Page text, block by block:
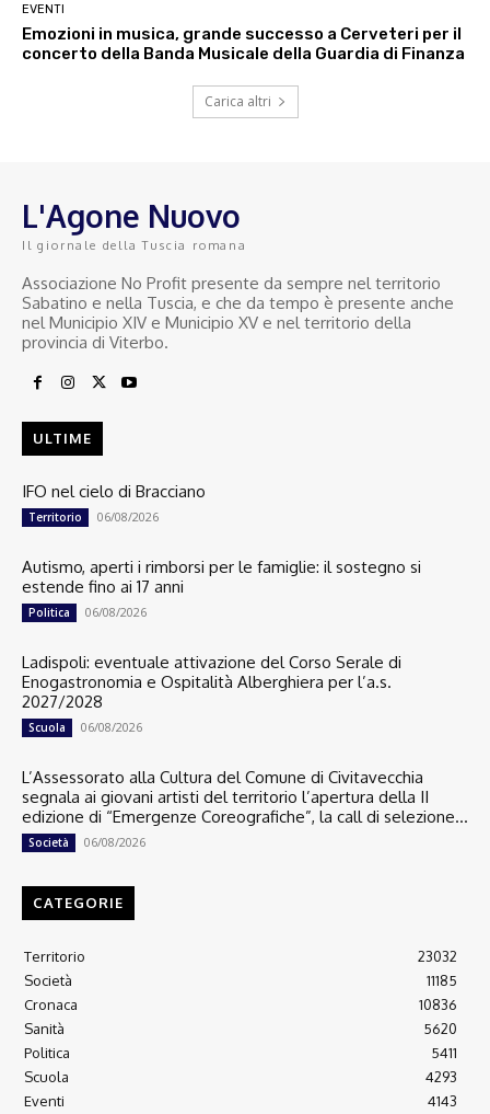
EVENTI
Emozioni in musica, grande successo a Cerveteri per il
concerto della Banda Musicale della Guardia di Finanza
Carica altri
L'Agone Nuovo
Il giornale della Tuscia romana
Associazione No Profit presente da sempre nel territorio
Sabatino e nella Tuscia, e che da tempo è presente anche
nel Municipio XIV e Municipio XV e nel territorio della
provincia di Viterbo.
ULTIME
IFO nel cielo di Bracciano
Territorio 06/08/2026
Autismo, aperti i rimborsi per le famiglie: il sostegno si
estende fino ai 17 anni
Politica 06/08/2026
Ladispoli: eventuale attivazione del Corso Serale di
Enogastronomia e Ospitalità Alberghiera per l’a.s.
2027/2028
Scuola 06/08/2026
L’Assessorato alla Cultura del Comune di Civitavecchia
segnala ai giovani artisti del territorio l’apertura della II
edizione di “Emergenze Coreografiche”, la call di selezione...
Società 06/08/2026
CATEGORIE
Territorio
23032
Società
11185
Cronaca
10836
Sanità
5620
Politica
5411
Scuola
4293
Eventi
4143